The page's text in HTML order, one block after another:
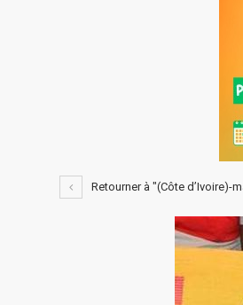
Retourner à "(Côte